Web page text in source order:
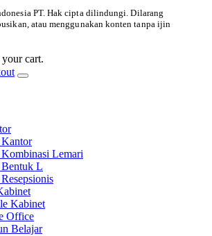
PT. Hak cipta dilindungi. Dilarang
atau menggunakan konten tanpa ijin
your cart.
Lemari
L
Kabinet
Office
Belajar